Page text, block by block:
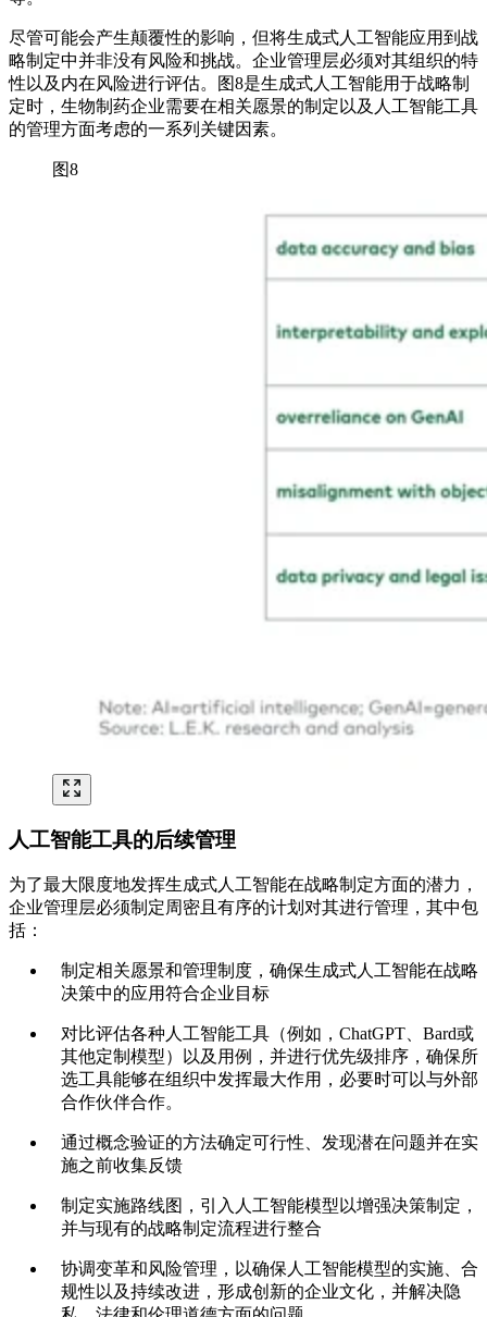
尽管可能会产生颠覆性的影响，但将生成式人工智能应用到战
略制定中并非没有风险和挑战。企业管理层必须对其组织的特
性以及内在风险进行评估。图8是生成式人工智能用于战略制
定时，生物制药企业需要在相关愿景的制定以及人工智能工具
的管理方面考虑的一系列关键因素。
图8
人工智能工具的后续管理
为了最大限度地发挥生成式人工智能在战略制定方面的潜力，
企业管理层必须制定周密且有序的计划对其进行管理，其中包
括：
制定相关愿景和管理制度，确保生成式人工智能在战略
决策中的应用符合企业目标
对比评估各种人工智能工具（例如，ChatGPT、Bard或
其他定制模型）以及用例，并进行优先级排序，确保所
选工具能够在组织中发挥最大作用，必要时可以与外部
合作伙伴合作。
通过概念验证的方法确定可行性、发现潜在问题并在实
施之前收集反馈
制定实施路线图，引入人工智能模型以增强决策制定，
并与现有的战略制定流程进行整合
协调变革和风险管理，以确保人工智能模型的实施、合
规性以及持续改进，形成创新的企业文化，并解决隐